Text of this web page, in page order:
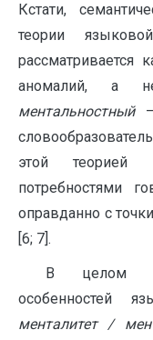
Кстати,
теории
рассматривается
аномалий, а
ментальностный
этой теорией
потребностями
оправданно с
[6; 7].
В целом
особенностей
менталитет /